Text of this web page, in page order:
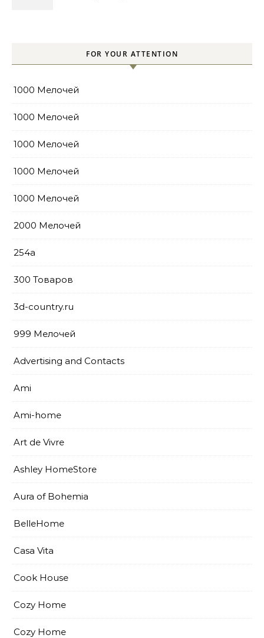
FOR YOUR ATTENTION
1000 Мелочей
1000 Мелочей
1000 Мелочей
1000 Мелочей
1000 Мелочей
2000 Мелочей
254a
300 Товаров
3d-country.ru
999 Мелочей
Advertising and Contacts
Ami
Ami-home
Art de Vivre
Ashley HomeStore
Aura of Bohemia
BelleHome
Casa Vita
Cook House
Cozy Home
Cozy Home